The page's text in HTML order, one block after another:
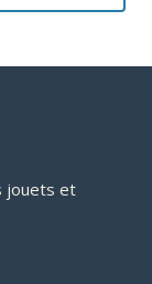
jouets et